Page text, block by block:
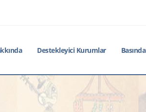
Destekleyici Kurumlar